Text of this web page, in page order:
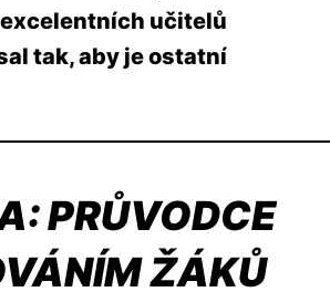
učitelů
tak, aby je ostatní
PRŮVODCE
ŽÁKŮ